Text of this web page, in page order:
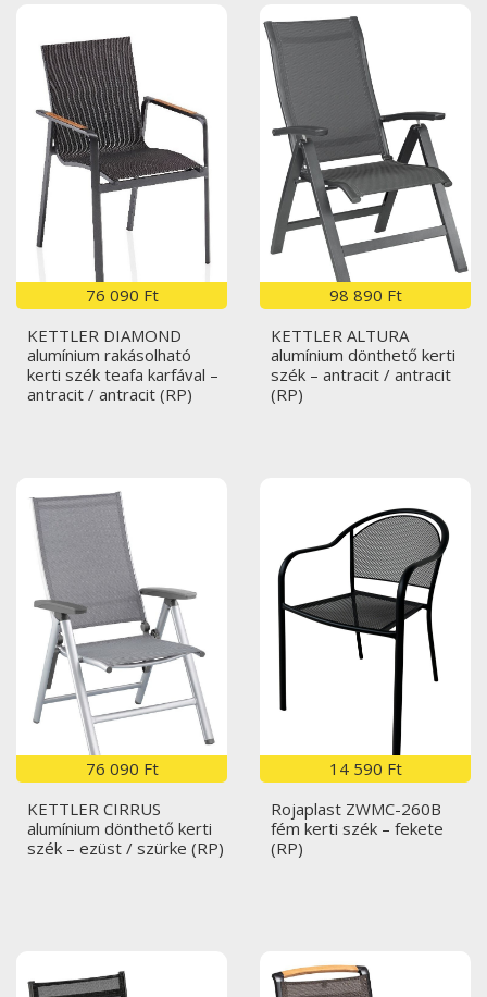
76 090 Ft
KETTLER DIAMOND
alumínium rakásolható
kerti szék teafa karfával –
antracit / antracit (RP)
98 890 Ft
KETTLER ALTURA
alumínium dönthető kerti
szék – antracit / antracit
(RP)
76 090 Ft
KETTLER CIRRUS
alumínium dönthető kerti
szék – ezüst / szürke (RP)
14 590 Ft
Rojaplast ZWMC-260B
fém kerti szék – fekete
(RP)